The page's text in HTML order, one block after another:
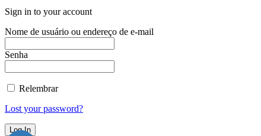
Sign in to your account
Nome de usuário ou endereço de e-mail
Senha
Relembrar
Lost your password?